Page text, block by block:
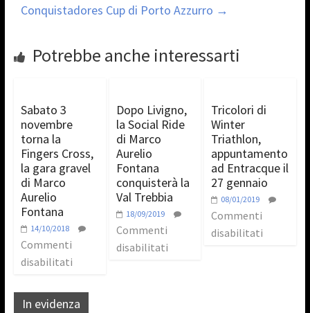
Conquistadores Cup di Porto Azzurro →
Potrebbe anche interessarti
Sabato 3
novembre
torna la
Fingers Cross,
la gara gravel
di Marco
Aurelio
Fontana
14/10/2018
Commenti
disabilitati
Dopo Livigno,
la Social Ride
di Marco
Aurelio
Fontana
conquisterà la
Val Trebbia
18/09/2019
Commenti
disabilitati
Tricolori di
Winter
Triathlon,
appuntamento
ad Entracque il
27 gennaio
08/01/2019
Commenti
disabilitati
In evidenza